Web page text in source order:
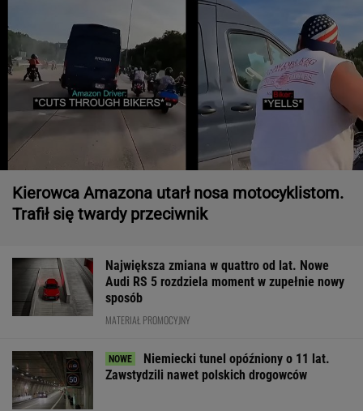
Kierowca Amazona utarł nosa motocyklistom.
Trafił się twardy przeciwnik
Największa zmiana w quattro od lat. Nowe
Audi RS 5 rozdziela moment w zupełnie nowy
sposób
MATERIAŁ PROMOCYJNY
Niemiecki tunel opóźniony o 11 lat.
Zawstydzili nawet polskich drogowców